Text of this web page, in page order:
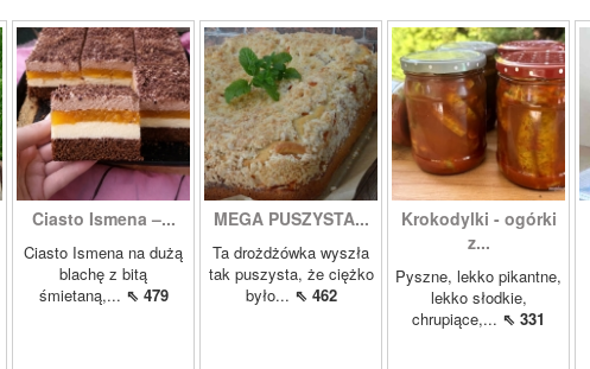
Ciasto Ismena –...
Ciasto Ismena na dużą
blachę z bitą
śmietaną,... ⇖ 479
MEGA PUSZYSTA...
Ta drożdżówka wyszła
tak puszysta, że ciężko
było... ⇖ 462
Krokodylki - ogórki
z...
Pyszne, lekko pikantne,
lekko słodkie,
chrupiące,... ⇖ 331